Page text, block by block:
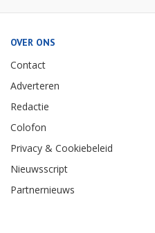
OVER ONS
Contact
Adverteren
Redactie
Colofon
Privacy & Cookiebeleid
Nieuwsscript
Partnernieuws